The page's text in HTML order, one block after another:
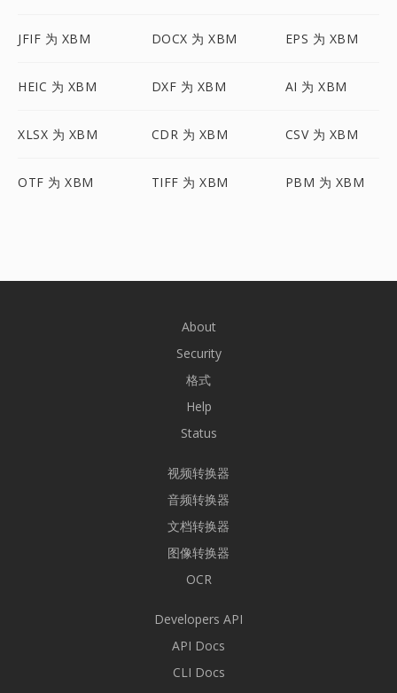
JFIF 为 XBM DOCX 为 XBM EPS 为 XBM
HEIC 为 XBM DXF 为 XBM AI 为 XBM
XLSX 为 XBM CDR 为 XBM CSV 为 XBM
OTF 为 XBM TIFF 为 XBM PBM 为 XBM
About
Security
格式
Help
Status
视频转换器
音频转换器
文档转换器
图像转换器
OCR
Developers API
API Docs
CLI Docs